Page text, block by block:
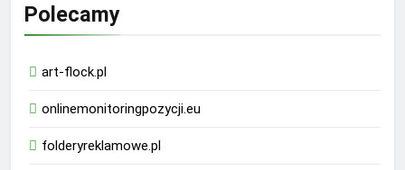
Polecamy
art-flock.pl
onlinemonitoringpozycji.eu
folderyreklamowe.pl